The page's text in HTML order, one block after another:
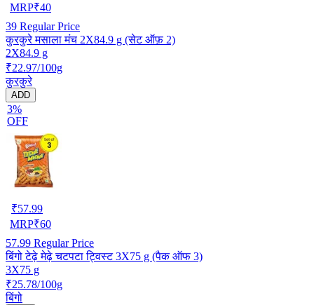
MRP₹40
39 Regular Price
कुरकुरे मसाला मंच 2X84.9 g (सेट ऑफ़ 2)
2X84.9 g
₹22.97/100g
कुरकुरे
ADD
3%
OFF
₹57.99
MRP₹60
57.99 Regular Price
बिंगो टेढ़े मेढ़े चटपटा ट्विस्ट 3X75 g (पैक ऑफ 3)
3X75 g
₹25.78/100g
बिंगो